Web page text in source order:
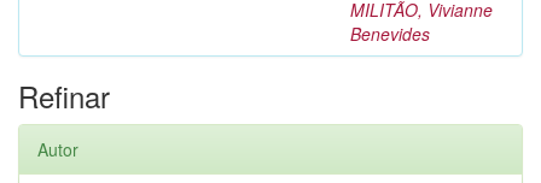
MILITÃO, Vivianne
Benevides
Refinar
Autor